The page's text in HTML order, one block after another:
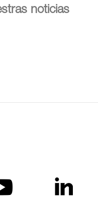
noticias